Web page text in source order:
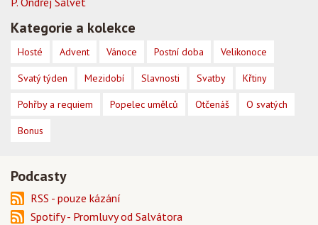
Kategorie a kolekce
Hosté Advent Vánoce Postní doba Velikonoce
Svatý týden Mezidobí Slavnosti Svatby Křtiny
Pohřby a requiem Popelec umělců Otčenáš O svatých
Bonus
Podcasty
RSS - pouze kázání
Spotify - Promluvy od Salvátora